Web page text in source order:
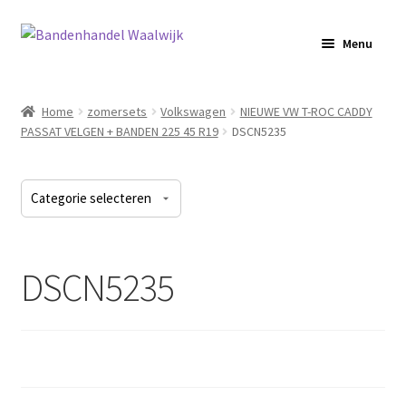
Ga
navigatie
Ga
inhoud
Menu
Bandenhotel
Velgen Richten
Ik zoek wielen
Home zomersets Volkswagen
NIEUWE VW T-ROC CADDY
PASSAT VELGEN + BANDEN 225 45 R19
DSCN5235
DSCN5235
Productcategorieën